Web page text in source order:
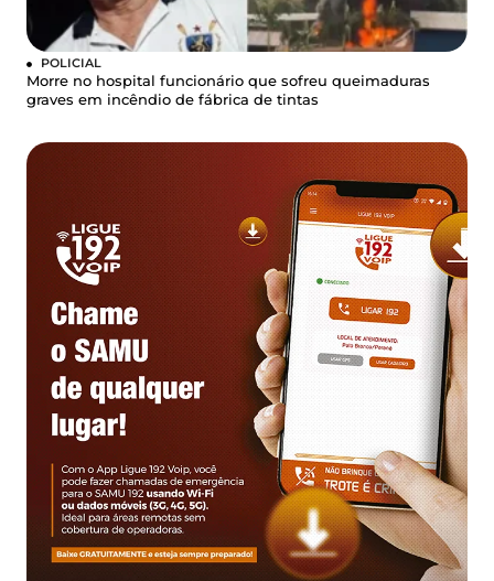
POLICIAL
Morre no hospital funcionário que sofreu queimaduras
graves em incêndio de fábrica de tintas